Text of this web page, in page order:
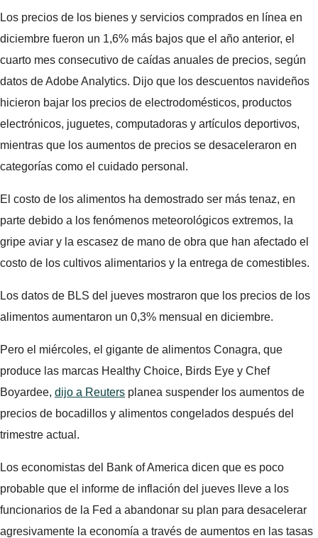
Los precios de los bienes y servicios comprados en línea en
diciembre fueron un 1,6% más bajos que el año anterior, el
cuarto mes consecutivo de caídas anuales de precios, según
datos de Adobe Analytics. Dijo que los descuentos navideños
hicieron bajar los precios de electrodomésticos, productos
electrónicos, juguetes, computadoras y artículos deportivos,
mientras que los aumentos de precios se desaceleraron en
categorías como el cuidado personal.
El costo de los alimentos ha demostrado ser más tenaz, en
parte debido a los fenómenos meteorológicos extremos, la
gripe aviar y la escasez de mano de obra que han afectado el
costo de los cultivos alimentarios y la entrega de comestibles.
Los datos de BLS del jueves mostraron que los precios de los
alimentos aumentaron un 0,3% mensual en diciembre.
Pero el miércoles, el gigante de alimentos Conagra, que
produce las marcas Healthy Choice, Birds Eye y Chef
Boyardee, dijo a Reuters planea suspender los aumentos de
precios de bocadillos y alimentos congelados después del
trimestre actual.
Los economistas del Bank of America dicen que es poco
probable que el informe de inflación del jueves lleve a los
funcionarios de la Fed a abandonar su plan para desacelerar
agresivamente la economía a través de aumentos en las tasas